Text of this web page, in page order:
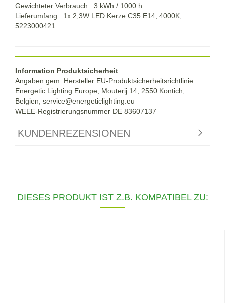
Gewichteter Verbrauch : 3 kWh / 1000 h
Lieferumfang : 1x 2,3W LED Kerze C35 E14, 4000K,
5223000421
Information Produktsicherheit
Angaben gem. Hersteller EU-Produktsicherheitsrichtlinie:
Energetic Lighting Europe, Mouterij 14, 2550 Kontich,
Belgien, service@energeticlighting.eu
WEEE-Registrierungsnummer DE 83607137
KUNDENREZENSIONEN
DIESES PRODUKT IST Z.B. KOMPATIBEL ZU: